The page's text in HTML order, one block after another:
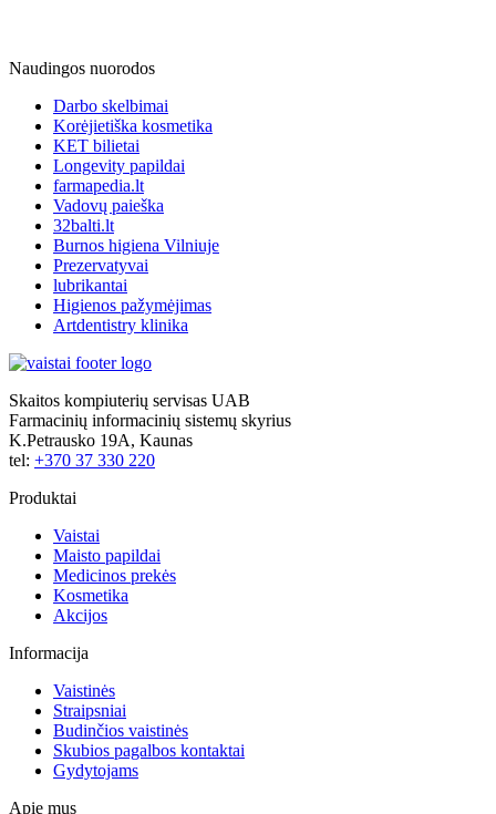
Naudingos nuorodos
Darbo skelbimai
Korėjietiška kosmetika
KET bilietai
Longevity papildai
farmapedia.lt
Vadovų paieška
32balti.lt
Burnos higiena Vilniuje
Prezervatyvai
lubrikantai
Higienos pažymėjimas
Artdentistry klinika
Skaitos kompiuterių servisas UAB
Farmacinių informacinių sistemų skyrius
K.Petrausko 19A, Kaunas
tel: +370 37 330 220
Produktai
Vaistai
Maisto papildai
Medicinos prekės
Kosmetika
Akcijos
Informacija
Vaistinės
Straipsniai
Budinčios vaistinės
Skubios pagalbos kontaktai
Gydytojams
Apie mus